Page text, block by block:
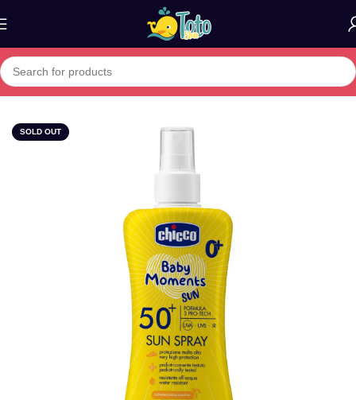
Home»Boutique»Baby Moments Sun – Spray Solaire 150ml
SOLD OUT